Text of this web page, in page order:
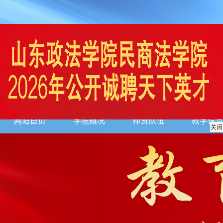
关闭
网站首页 学院概况 师资队伍 教学信息